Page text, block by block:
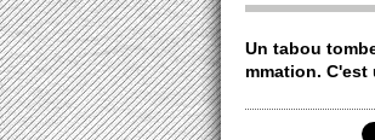
Un tabou
mmation. C'est